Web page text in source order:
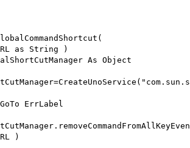
as String )
As Object
ErrLabel
)